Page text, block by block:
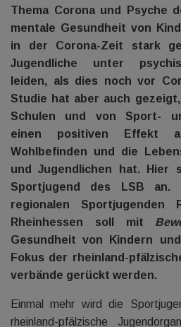
Thema Corona und Psyche
mentale Gesundheit von
in der Corona-Zeit stark
Jugendliche unter
leiden, als dies noch vor
Studie hat aber auch
Schulen und von Sport-
einen positiven Effekt
Wohlbefinden und die
und Jugendlichen hat. Hier
Sportjugend des LSB an.
regionalen Sportjugenden
Rheinhessen soll mit
Gesundheit von Kindern
Fokus der rheinland-
verbände gerückt werden.
Einmal mehr wird die
rheinland-pfälzische